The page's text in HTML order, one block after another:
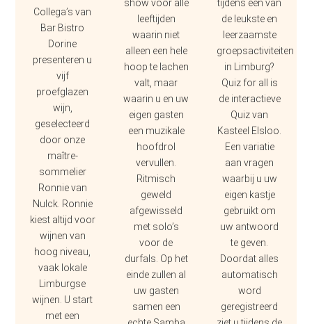
Collega’s van
Bar Bistro
Dorine
presenteren u
vijf
proefglazen
wijn,
geselecteerd
door onze
maître-
sommelier
Ronnie van
Nulck. Ronnie
kiest altijd voor
wijnen van
hoog niveau,
vaak lokale
Limburgse
wijnen. U start
met een
show voor alle
leeftijden
waarin niet
alleen een hele
hoop te lachen
valt, maar
waarin u en uw
eigen gasten
een muzikale
hoofdrol
vervullen.
Ritmisch
geweld
afgewisseld
met solo’s
voor de
durfals. Op het
einde zullen al
uw gasten
samen een
tijdens een van
de leukste en
leerzaamste
groepsactiviteiten
in Limburg?
Quiz for all is
de interactieve
Quiz van
Kasteel Elsloo.
Een variatie
aan vragen
waarbij u uw
eigen kastje
gebruikt om
uw antwoord
te geven.
Doordat alles
automatisch
word
geregistreerd